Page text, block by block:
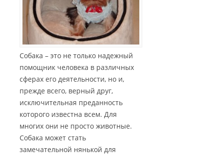
Собака – это не только надежный
помощник человека в различных
сферах его деятельности, но и,
прежде всего, верный друг,
исключительная преданность
которого известна всем. Для
многих они не просто животные.
Собака может стать
замечательной нянькой для